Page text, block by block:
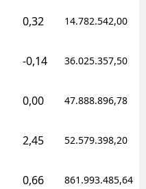
0,32 14.782.542,00
-0,14 36.025.357,50
0,00 47.888.896,78
2,45 52.579.398,20
0,66 861.993.485,64